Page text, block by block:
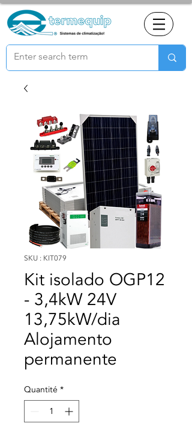
SKU : KIT079
Kit isolado OGP12
- 3,4kW 24V
13,75kW/dia
Alojamento
permanente
Quantité *